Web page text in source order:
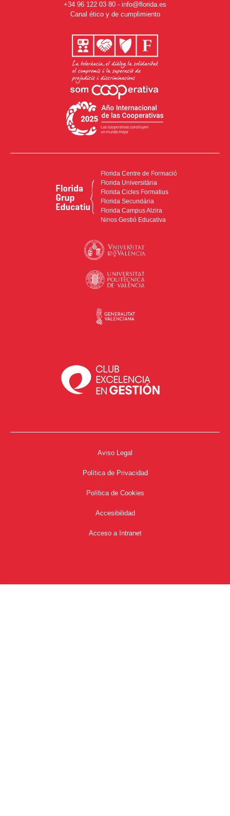
+34 96 122 03 80 - info@florida.es
Canal ético y de cumplimiento
Florida Centre de Formació
Florida Universitària
Florida Cicles Formatius
Florida Secundària
Florida Campus Alzira
Ninos Gestió Educativa
Aviso Legal
Política de Privacidad
Política de Cookies
Accesibilidad
Acceso a Intranet